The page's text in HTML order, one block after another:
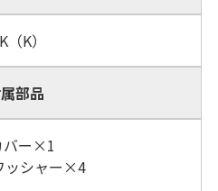
K）
部品
バー×1
ッシャー×4